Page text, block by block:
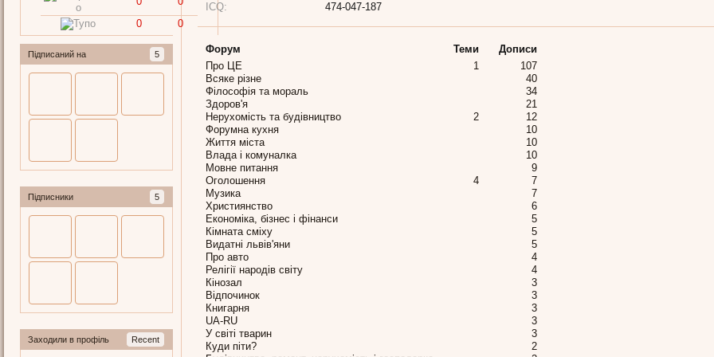
0
0
Підписаний на 5
Підписники 5
Заходили в профіль Recent
ICQ:
474-047-187
Форум Теми
Дописи
Про ЦЕ
1
107
Всяке різне
40
Філософія та мораль
34
Здоров'я
21
Нерухомість та будівництво
2
12
Форумна кухня
10
Життя міста
10
Влада і комуналка
10
Мовне питання
9
Оголошення
4
7
Музика
7
Християнство
6
Економіка, бізнес і фінанси
5
Кімната сміху
5
Видатні львів'яни
5
Про авто
4
Релігії народів світу
4
Кінозал
3
Відпочинок
3
Книгарня
3
UA-RU
3
У світі тварин
3
Куди піти?
2